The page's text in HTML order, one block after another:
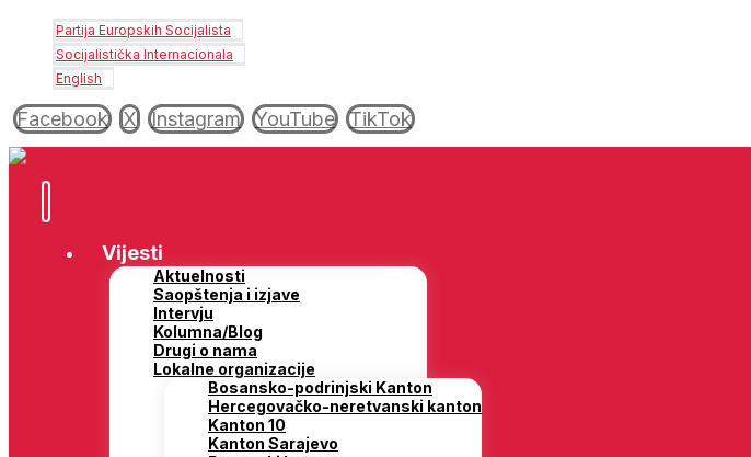
Partija Europskih Socijalista
Socijalistička Internacionala
English
Facebook X Instagram YouTube TikTok
Vijesti
Aktuelnosti
Saopštenja i izjave
Intervju
Kolumna/Blog
Drugi o nama
Lokalne organizacije
Bosansko-podrinjski Kanton
Hercegovačko-neretvanski kanton
Kanton 10
Kanton Sarajevo